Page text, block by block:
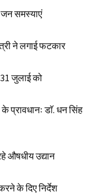
जन समस्याएं
ने लगाई फटकार
जुलाई को
प्रावधानः डाॅ. धन सिंह
औषधीय उद्यान
के दिए निर्देश